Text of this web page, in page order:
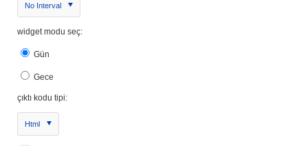
No Interval
widget modu seç:
Gün
Gece
çıktı kodu tipi:
Html